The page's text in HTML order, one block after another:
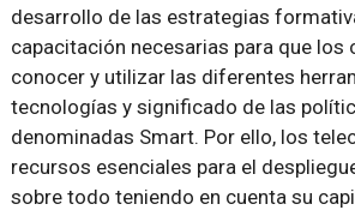
desarrollo de las estrategias
capacitación necesarias para que los
conocer y utilizar las diferentes
tecnologías y significado de las
denominadas Smart. Por ello, los
recursos esenciales para el
sobre todo teniendo en cuenta su